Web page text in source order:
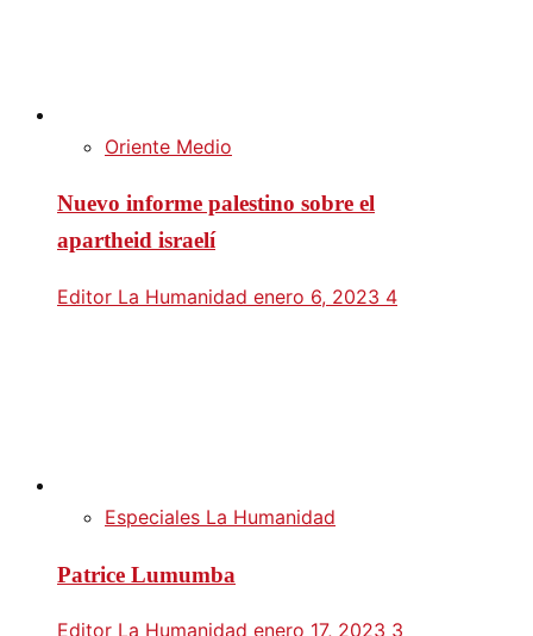
Oriente Medio
Nuevo informe palestino sobre el
apartheid israelí
Editor La Humanidad enero 6, 2023 4
Especiales La Humanidad
Patrice Lumumba
Editor La Humanidad enero 17, 2023 3